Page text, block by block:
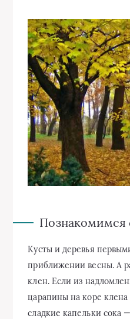
Познакомимся
Кусты и деревья
приближении весны. А
клен. Если из
царапины на коре клена
сладкие капельки сока